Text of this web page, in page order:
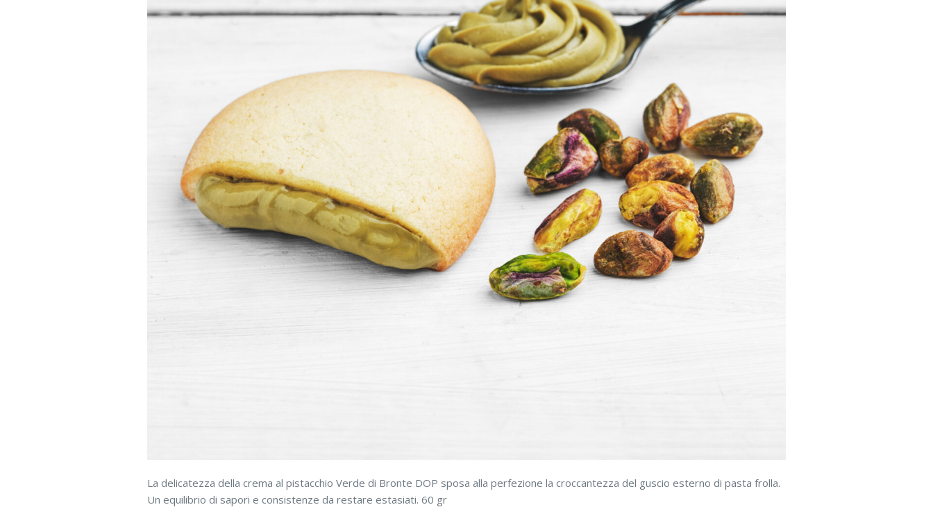
La delicatezza della crema al pistacchio Verde di Bronte DOP sposa alla perfezione la croccantezza del guscio esterno di pasta frolla.
Un equilibrio di sapori e consistenze da restare estasiati. 60 gr